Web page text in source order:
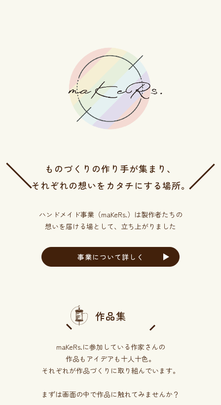
ものづくりの作り手が集まり、
それぞれの想いをカタチにする場所。
ハンドメイド事業（maKeRs.）は製作者たちの
想いを届ける場として、立ち上がりました
事業について詳しく
作品集
maKeRs.に参加している作家さんの
作品もアイデアも十人十色。
それぞれが作品づくりに取り組んでいます。
まずは画面の中で作品に触れてみませんか？